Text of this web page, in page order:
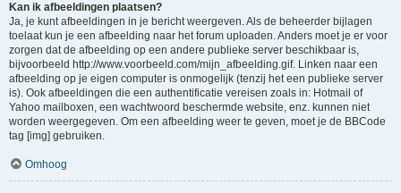
Kan ik afbeeldingen plaatsen?
Ja, je kunt afbeeldingen in je bericht weergeven. Als de beheerder bijlagen
toelaat kun je een afbeelding naar het forum uploaden. Anders moet je er voor
zorgen dat de afbeelding op een andere publieke server beschikbaar is,
bijvoorbeeld http://www.voorbeeld.com/mijn_afbeelding.gif. Linken naar een
afbeelding op je eigen computer is onmogelijk (tenzij het een publieke server
is). Ook afbeeldingen die een authentificatie vereisen zoals in: Hotmail of
Yahoo mailboxen, een wachtwoord beschermde website, enz. kunnen niet
worden weergegeven. Om een afbeelding weer te geven, moet je de BBCode
tag [img] gebruiken.
Omhoog